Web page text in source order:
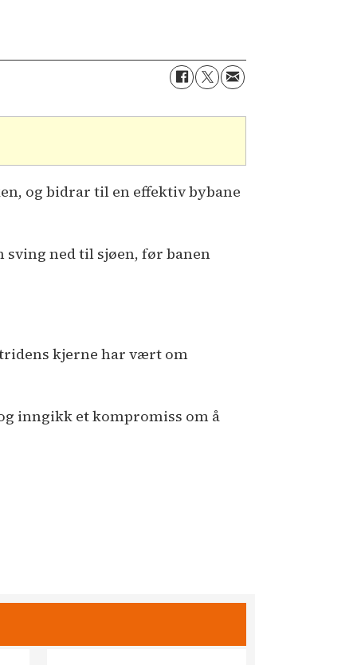
og bidrar til en effektiv bybane
ned til sjøen, før banen
kjerne har vært om
inngikk et kompromiss om å